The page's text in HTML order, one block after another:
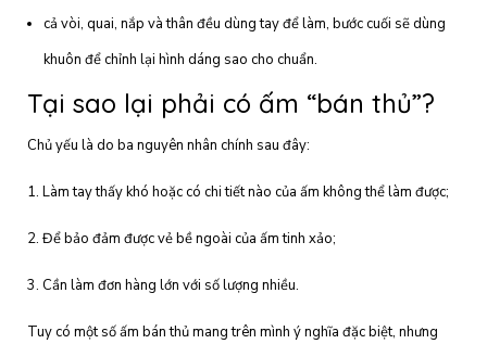
cả vòi, quai, nắp và thân đều dùng tay để làm, bước cuối sẽ dùng
khuôn để chỉnh lại hình dáng sao cho chuẩn.
Tại sao lại phải có ấm “bán thủ”?
Chủ yếu là do ba nguyên nhân chính sau đây:
1. Làm tay thấy khó hoặc có chi tiết nào của ấm không thể làm được;
2. Để bảo đảm được vẻ bề ngoài của ấm tinh xảo;
3. Cần làm đơn hàng lớn với số lượng nhiều.
Tuy có một số ấm bán thủ mang trên mình ý nghĩa đặc biệt, nhưng